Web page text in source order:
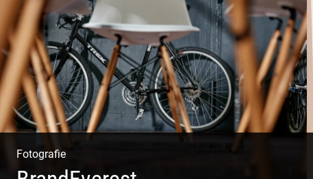
Du beginnst Dein Eigenes zu erschaffen und weißt nicht,
wo du beginnen sollst?
Fotografie